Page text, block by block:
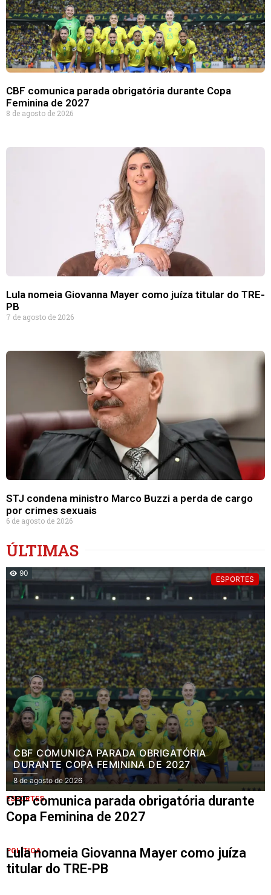
CBF comunica parada obrigatória durante Copa
Feminina de 2027
8 de agosto de 2026
Lula nomeia Giovanna Mayer como juíza titular do TRE-
PB
7 de agosto de 2026
STJ condena ministro Marco Buzzi a perda de cargo
por crimes sexuais
6 de agosto de 2026
ÚLTIMAS
90
ESPORTES
CBF COMUNICA PARADA OBRIGATÓRIA
DURANTE COPA FEMININA DE 2027
8 de agosto de 2026
ESPORTES
CBF comunica parada obrigatória durante
Copa Feminina de 2027
POLÍTICA
Lula nomeia Giovanna Mayer como juíza
titular do TRE-PB